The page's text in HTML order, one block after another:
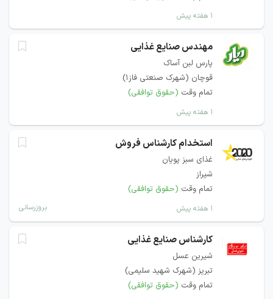
۱ هفته پیش
مهندس صنایع غذایی
پارس لبن آساک
قوچان (شهرک صنعتی فاز1)
تمام وقت (حقوق توافقی)
۱ هفته پیش
استخدام کارشناس فروش
غذای سبز پویان
شیراز
تمام وقت (حقوق توافقی)
۱ هفته پیش بروزرسانی
کارشناس صنایع غذایی
شیرین عسل
تبریز (شهرک شهید سلیمی)
تمام وقت (حقوق توافقی)